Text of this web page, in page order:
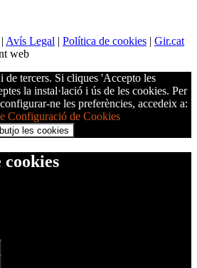
Avís Legal | Política de cookies | Gir.cat
web
tercers. Si cliques 'Accepto les
la instal·lació i ús de les cookies. Per
ne les preferències, accedeix a:
Configuració de Cookies
les cookies